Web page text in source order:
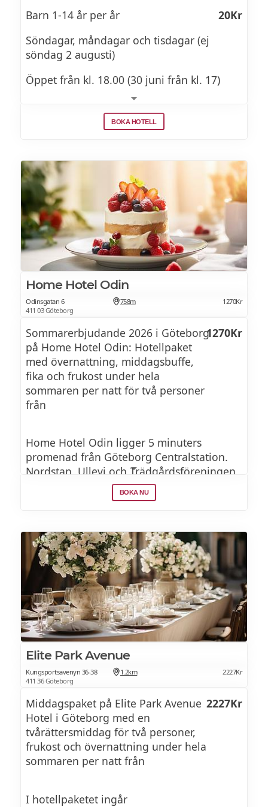
dagar med reservation för abonnerade
sker normalt från kl. 15:00.
Barn 1-14 år per år
20Kr
Söndagar, måndagar och tisdagar (ej
söndag 2 augusti)
Öppet från kl. 18.00 (30 juni från kl. 17)
Tylösands Rock’n Roll-Buffé
Onsdagar 1 juli - 29 juli
Lördag 27 juni och 1 augusti
Söndag 2 augusti
Öppet från kl. 17
Sommar à la carte:
Torsdagar, fredagar och lördagar
Öppet från kl. 18
(Gäller ej 27 juni och 1 augusti)
Barnbuffé
BOKA HOTELL
Home Hotel Odin
Odinsgatan 6
411 03 Göteborg
758m 1270Kr
Sommarerbjudande 2026 i Göteborg
på Home Hotel Odin: Hotellpaket
med övernattning, middagsbuffe,
fika och frukost under hela
sommaren per natt för två personer
från
1270Kr
Home Hotel Odin ligger 5 minuters
promenad från Göteborg Centralstation.
Nordstan, Ullevi och Trädgårdsföreningen
ligger alla ett stenkast bort. Hotellet bjuder
även på frukost, eftermiddagsfika och
där du kan köra energirika träningspass
eller varva ner i ångbastun. Kommer du
med bil har hotellet ett begränsat antal
parkeringsplatser inomhus.
BOKA NU
Elite Park Avenue
Kungsportsavenyn 36-38
411 36 Göteborg
1.2km 2227Kr
Middagspaket på Elite Park Avenue
Hotel i Göteborg med en
tvårättersmiddag för två personer,
frukost och övernattning under hela
sommaren per natt från
2227Kr
I hotellpaketet ingår